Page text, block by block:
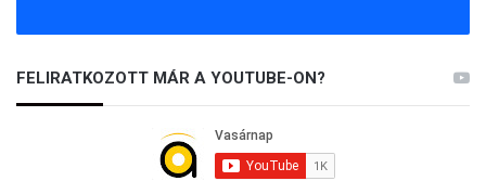
FELIRATKOZOTT MÁR A YOUTUBE-ON?